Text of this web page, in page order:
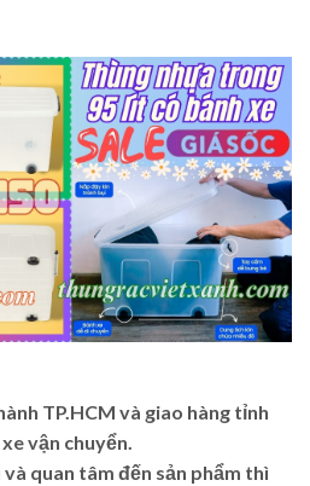
TP.HCM và giao hàng tỉnh
vận chuyển.
và quan tâm đến sản phẩm thì